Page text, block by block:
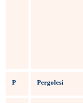
P Pergolesi